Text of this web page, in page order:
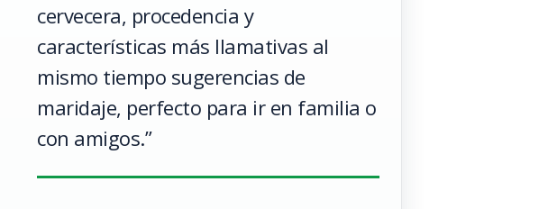
cervecera, procedencia y
características más llamativas al
mismo tiempo sugerencias de
maridaje, perfecto para ir en familia o
con amigos.”